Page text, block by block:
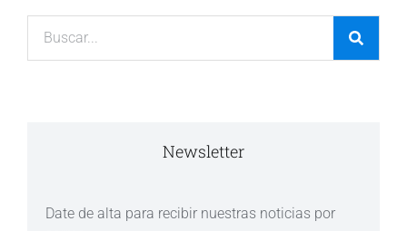
Newsletter
Date de alta para recibir nuestras noticias por